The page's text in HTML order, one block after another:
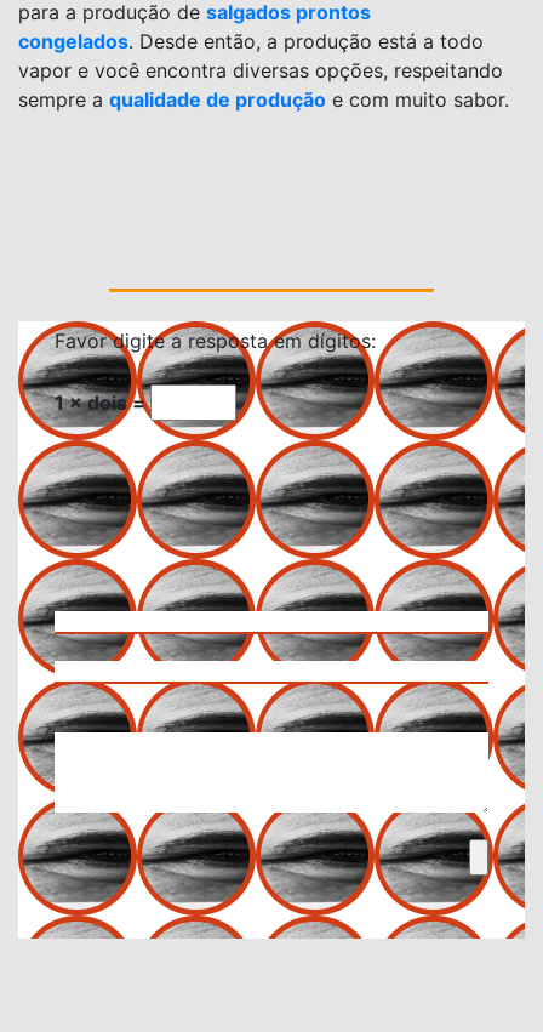
para a produção de salgados prontos
congelados. Desde então, a produção está a todo
vapor e você encontra diversas opções, respeitando
sempre a qualidade de produção e com muito sabor.
Favor digite a resposta em dígitos:
1 × dois =